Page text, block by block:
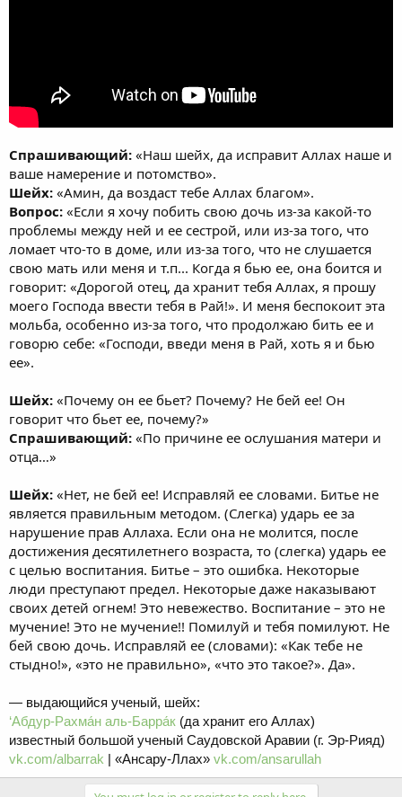
Спрашивающий: «Наш шейх, да исправит Аллах наше и
ваше намерение и потомство».
Шейх: «Амин, да воздаст тебе Аллах благом».
Вопрос: «Если я хочу побить свою дочь из-за какой-то
проблемы между ней и ее сестрой, или из-за того, что
ломает что-то в доме, или из-за того, что не слушается
свою мать или меня и т.п... Когда я бью ее, она боится и
говорит: «Дорогой отец, да хранит тебя Аллах, я прошу
моего Господа ввести тебя в Рай!». И меня беспокоит эта
мольба, особенно из-за того, что продолжаю бить ее и
говорю себе: «Господи, введи меня в Рай, хоть я и бью
ее».
Шейх: «Почему он ее бьет? Почему? Не бей ее! Он
говорит что бьет ее, почему?»
Спрашивающий: «По причине ее ослушания матери и
отца…»
Шейх: «Нет, не бей ее! Исправляй ее словами. Битье не
является правильным методом. (Слегка) ударь ее за
нарушение прав Аллаха. Если она не молится, после
достижения десятилетнего возраста, то (слегка) ударь ее
с целью воспитания. Битье – это ошибка. Некоторые
люди преступают предел. Некоторые даже наказывают
своих детей огнем! Это невежество. Воспитание – это не
мучение! Это не мучение!! Помилуй и тебя помилуют. Не
бей свою дочь. Исправляй ее (словами): «Как тебе не
стыдно!», «это не правильно», «что это такое?». Да».
— выдающийся ученый, шейх:
‘Абдур-Рахма́н аль-Барра́к (да хранит его Аллах)
известный большой ученый Саудовской Аравии (г. Эр-Рияд)
vk.com/albarrak | «Ансару-Ллах» vk.com/ansarullah